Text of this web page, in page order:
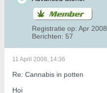
Registratie op: Apr 2008
Berichten: 57
11 April 2008, 14:36
Re: Cannabis in potten
Hoi